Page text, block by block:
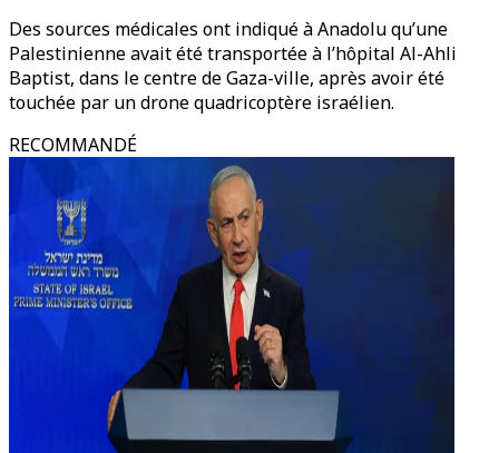
Des sources médicales ont indiqué à Anadolu qu’une
Palestinienne avait été transportée à l’hôpital Al-Ahli
Baptist, dans le centre de Gaza-ville, après avoir été
touchée par un drone quadricoptère israélien.
RECOMMANDÉ